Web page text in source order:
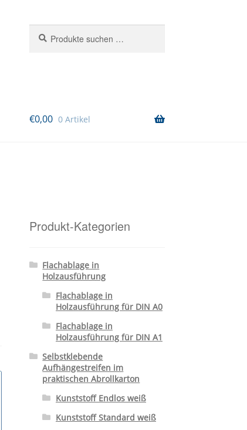
nach:
€0,00 0 Artikel
Produkt-Kategorien
Flachablage in
Holzausführung
Flachablage in
Holzausführung für DIN A0
Flachablage in
Holzausführung für DIN A1
Selbstklebende
Aufhängestreifen im
praktischen Abrollkarton
Kunststoff Endlos weiß
Kunststoff Standard weiß